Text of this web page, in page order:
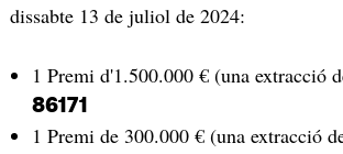
dissabte 13 de juliol de 2024:
1 Premi d'1.500.000 € (una extracció
86171
1 Premi de 300.000 € (una extracció